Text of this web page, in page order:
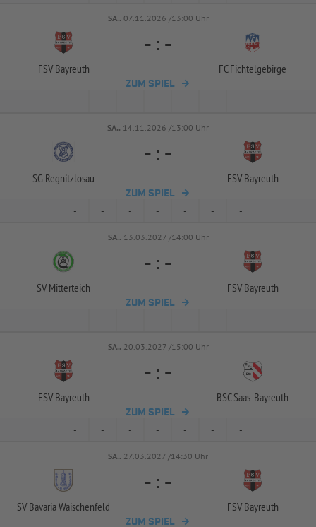
SA.. 07.11.2026 /13:00 Uhr
FSV Bayreuth
- : -
FC Fichtelgebirge
ZUM SPIEL
- - - - - - -
SA.. 14.11.2026 /13:00 Uhr
SG Regnitzlosau
- : -
FSV Bayreuth
ZUM SPIEL
- - - - - - -
SA.. 13.03.2027 /14:00 Uhr
SV Mitterteich
- : -
FSV Bayreuth
ZUM SPIEL
- - - - - - -
SA.. 20.03.2027 /15:00 Uhr
FSV Bayreuth
- : -
BSC Saas-Bayreuth
ZUM SPIEL
- - - - - - -
SA.. 27.03.2027 /14:30 Uhr
SV Bavaria Waischenfeld
- : -
FSV Bayreuth
ZUM SPIEL